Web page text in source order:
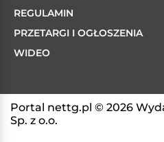
REGULAMIN
PRZETARGI I OGŁOSZENIA
WIDEO
Portal nettg.pl © 2026
Sp. z o.o.